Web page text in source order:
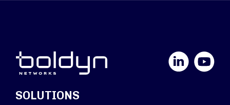
YouTube
SOLUTIONS